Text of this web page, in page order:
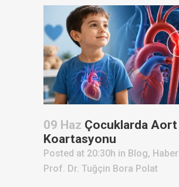
09 Haz Çocuklarda Aort
Koartasyonu
Posted at 20:30h in Blog,
Prof. Dr. Tuğçin Bora Polat